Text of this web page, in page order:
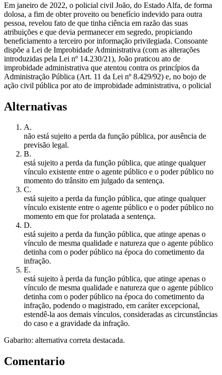
Em janeiro de 2022, o policial civil João, do Estado Alfa, de forma
dolosa, a fim de obter proveito ou benefício indevido para outra
pessoa, revelou fato de que tinha ciência em razão das suas
atribuições e que devia permanecer em segredo, propiciando
beneficiamento a terceiro por informação privilegiada. Consoante
dispõe a Lei de Improbidade Administrativa (com as alterações
introduzidas pela Lei nº 14.230/21), João praticou ato de
improbidade administrativa que atentou contra os princípios da
Administração Pública (Art. 11 da Lei nº 8.429/92) e, no bojo de
ação civil pública por ato de improbidade administrativa, o policial
Alternativas
A.
não está sujeito a perda da função pública, por ausência de
previsão legal.
B.
está sujeito a perda da função pública, que atinge qualquer
vínculo existente entre o agente público e o poder público no
momento do trânsito em julgado da sentença.
C.
está sujeito a perda da função pública, que atinge qualquer
vínculo existente entre o agente público e o poder público no
momento em que for prolatada a sentença.
D.
está sujeito a perda da função pública, que atinge apenas o
vínculo de mesma qualidade e natureza que o agente público
detinha com o poder público na época do cometimento da
infração.
E.
está sujeito à perda da função pública, que atinge apenas o
vínculo de mesma qualidade e natureza que o agente público
detinha com o poder público na época do cometimento da
infração, podendo o magistrado, em caráter excepcional,
estendê-la aos demais vínculos, consideradas as circunstâncias
do caso e a gravidade da infração.
Gabarito: alternativa correta destacada.
Comentario